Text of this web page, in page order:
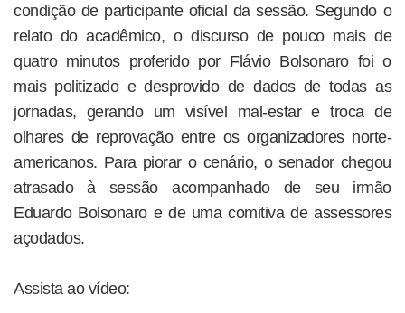
condição de participante oficial da sessão. Segundo o
relato do acadêmico, o discurso de pouco mais de
quatro minutos proferido por Flávio Bolsonaro foi o
mais politizado e desprovido de dados de todas as
jornadas, gerando um visível mal-estar e troca de
olhares de reprovação entre os organizadores norte-
americanos. Para piorar o cenário, o senador chegou
atrasado à sessão acompanhado de seu irmão
Eduardo Bolsonaro e de uma comitiva de assessores
açodados.
Assista ao vídeo: